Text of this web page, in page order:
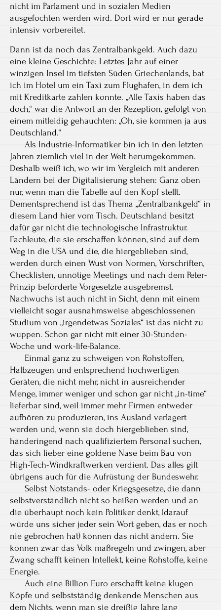
nicht im Parlament und in sozialen Medien
ausgefochten werden wird. Dort wird er nur gerade
intensiv vorbereitet.
Dann ist da noch das Zentralbankgeld. Auch dazu
eine kleine Geschichte: Letztes Jahr auf einer
winzigen Insel im tiefsten Süden Griechenlands, bat
ich im Hotel um ein Taxi zum Flughafen, in dem ich
mit Kreditkarte zahlen konnte. „Alle Taxis haben das
doch,“ war die Antwort an der Rezeption, gefolgt von
einem mitleidig gehauchten: „Oh, sie kommen ja aus
Deutschland.“
Als Industrie-Informatiker bin ich in den letzten
Jahren ziemlich viel in der Welt herumgekommen.
Deshalb weiß ich, wo wir im Vergleich mit anderen
Ländern bei der Digitalisierung stehen: Ganz oben
nur, wenn man die Tabelle auf den Kopf stellt.
Dementsprechend ist das Thema „Zentralbankgeld“ in
diesem Land hier vom Tisch. Deutschland besitzt
dafür gar nicht die technologische Infrastruktur.
Fachleute, die sie erschaffen können, sind auf dem
Weg in die USA und die, die hiergeblieben sind,
werden durch einen Wust von Normen, Vorschriften,
Checklisten, unnötige Meetings und nach dem Peter-
Prinzip beförderte Vorgesetzte ausgebremst.
Nachwuchs ist auch nicht in Sicht, denn mit einem
vielleicht sogar ausnahmsweise abgeschlossenen
Studium von „irgendetwas Soziales“ ist das nicht zu
wuppen. Schon gar nicht mit einer 30-Stunden-
Woche und work-life-Balance.
Einmal ganz zu schweigen von Rohstoffen,
Halbzeugen und entsprechend hochwertigen
Geräten, die nicht mehr, nicht in ausreichender
Menge, immer weniger und schon gar nicht „in-time“
lieferbar sind, weil immer mehr Firmen entweder
aufhören zu produzieren, ins Ausland verlagert
werden und, wenn sie doch hiergeblieben sind,
händeringend nach qualifiziertem Personal suchen,
das sich lieber eine goldene Nase beim Bau von
High-Tech-Windkraftwerken verdient. Das alles gilt
übrigens auch für die Aufrüstung der Bundeswehr.
Selbst Notstands- oder Kriegsgesetze, die dann
selbstverständlich nicht so heißen werden und an
die überhaupt noch kein Politiker denkt, (darauf
würde uns sicher jeder sein Wort geben, das er noch
nie gebrochen hat) können das nicht ändern. Sie
können zwar das Volk maßregeln und zwingen, aber
Zwang schafft keinen Intellekt, keine Rohstoffe, keine
Energie.
Auch eine Billion Euro erschafft keine klugen
Köpfe und selbstständig denkende Menschen aus
dem Nichts, wenn man sie dreißig Jahre lang